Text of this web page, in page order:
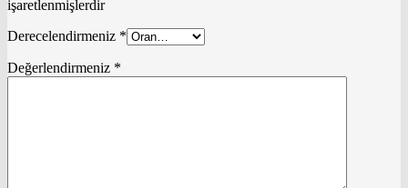
işaretlenmişlerdir
Derecelendirmeniz *
Değerlendirmeniz *